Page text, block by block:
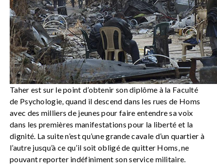
Taher est sur le point d’obtenir son diplôme à la Faculté
de Psychologie, quand il descend dans les rues de Homs
avec des milliers de jeunes pour faire entendre sa voix
dans les premières manifestations pour la liberté et la
dignité. La suite n’est qu’une grande cavale d’un quartier à
l’autre jusqu’à ce qu’il soit obligé de quitter Homs, ne
pouvant reporter indéfiniment son service militaire.